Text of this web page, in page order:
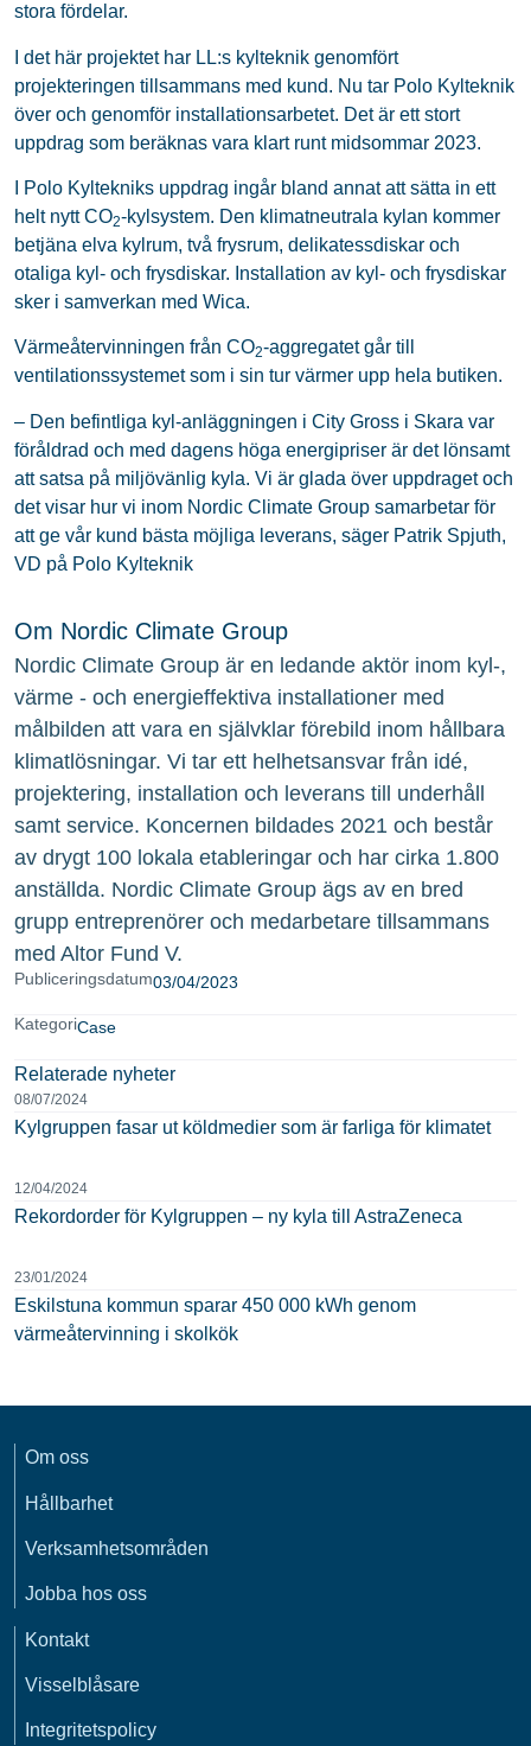
Publiceringsdatum03/04/2023
KategoriCase
Relaterade nyheter
08/07/2024
Kylgruppen fasar ut köldmedier som är farliga för klimatet
12/04/2024
Rekordorder för Kylgruppen – ny kyla till AstraZeneca
23/01/2024
Eskilstuna kommun sparar 450 000 kWh genom
värmeåtervinning i skolkök
stora fördelar.
I det här projektet har LL:s kylteknik genomfört
projekteringen tillsammans med kund. Nu tar Polo Kylteknik
över och genomför installationsarbetet. Det är ett stort
uppdrag som beräknas vara klart runt midsommar 2023.
I Polo Kyltekniks uppdrag ingår bland annat att sätta in ett
helt nytt CO2-kylsystem. Den klimatneutrala kylan kommer
betjäna elva kylrum, två frysrum, delikatessdiskar och
otaliga kyl- och frysdiskar. Installation av kyl- och frysdiskar
sker i samverkan med Wica.
Värmeåtervinningen från CO2-aggregatet går till
ventilationssystemet som i sin tur värmer upp hela butiken.
– Den befintliga kyl-anläggningen i City Gross i Skara var
föråldrad och med dagens höga energipriser är det lönsamt
att satsa på miljövänlig kyla. Vi är glada över uppdraget och
det visar hur vi inom Nordic Climate Group samarbetar för
att ge vår kund bästa möjliga leverans, säger Patrik Spjuth,
VD på Polo Kylteknik
Om Nordic Climate Group
Nordic Climate Group är en ledande aktör inom kyl-,
värme - och energieffektiva installationer med
målbilden att vara en självklar förebild inom hållbara
klimatlösningar. Vi tar ett helhetsansvar från idé,
projektering, installation och leverans till underhåll
samt service. Koncernen bildades 2021 och består
av drygt 100 lokala etableringar och har cirka 1.800
anställda. Nordic Climate Group ägs av en bred
grupp entreprenörer och medarbetare tillsammans
med Altor Fund V.
Om oss
Hållbarhet
Verksamhetsområden
Jobba hos oss
Kontakt
Visselblåsare
Integritetspolicy